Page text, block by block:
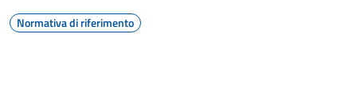
Normativa di riferimento